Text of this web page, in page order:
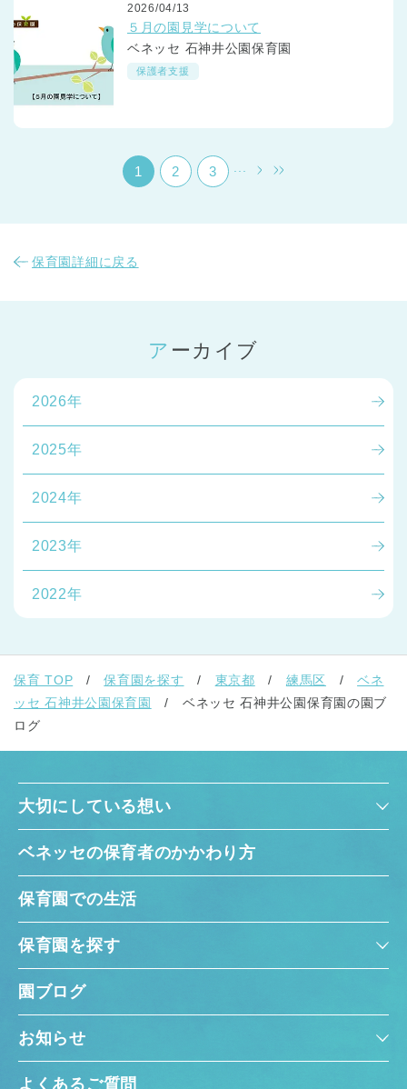
千葉県
2026/04/13
５月の園見学について
ベネッセ 石神井公園保育園
保護者支援
1 2 3
保育園詳細に戻る
アーカイブ
2026年
2025年
2024年
2023年
2022年
保育 TOP 保育園を探す 東京都 練馬区
ベネ
ッセ 石神井公園保育園
ベネッセ 石神井公園保育園の園ブ
ログ
大切にしている想い
ベネッセの保育者のかかわり方
保育園での生活
保育園を探す
園ブログ
お知らせ
よくあるご質問